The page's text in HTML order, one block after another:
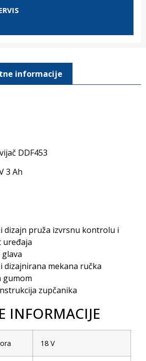
informacije
DDF453
3 Ah
dizajn pruža izvrsnu kontrolu i
uređaja
dizajnirana mekana ručka
gumom
zupčanika
INFORMACIJE
18 V